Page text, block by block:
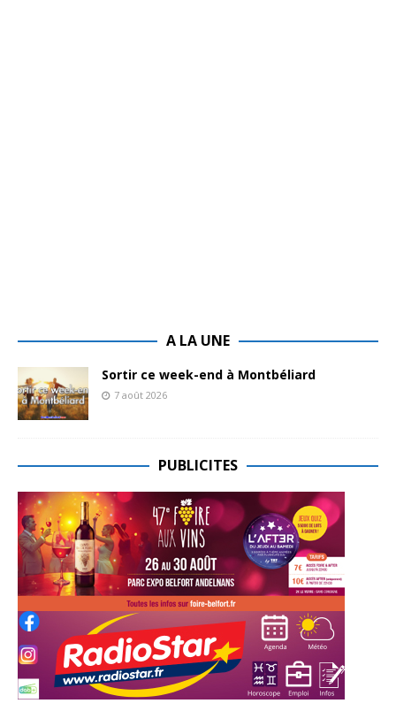
A LA UNE
Sortir ce week-end à Montbéliard
7 août 2026
PUBLICITES